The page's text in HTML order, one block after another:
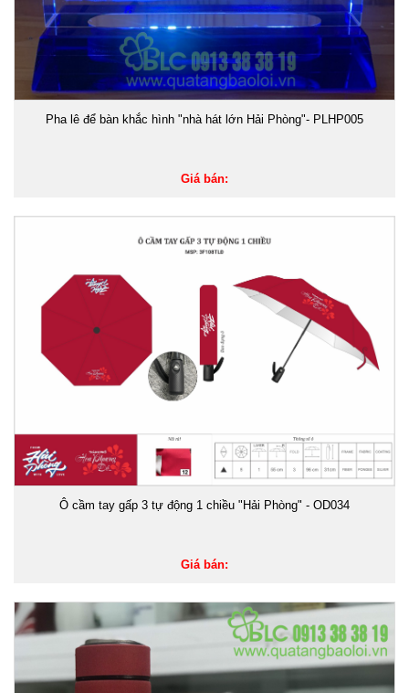
Pha lê để bàn khắc hình "nhà hát lớn Hải Phòng"- PLHP005
Giá bán:
Ô cầm tay gấp 3 tự động 1 chiều "Hải Phòng" - OD034
Giá bán: